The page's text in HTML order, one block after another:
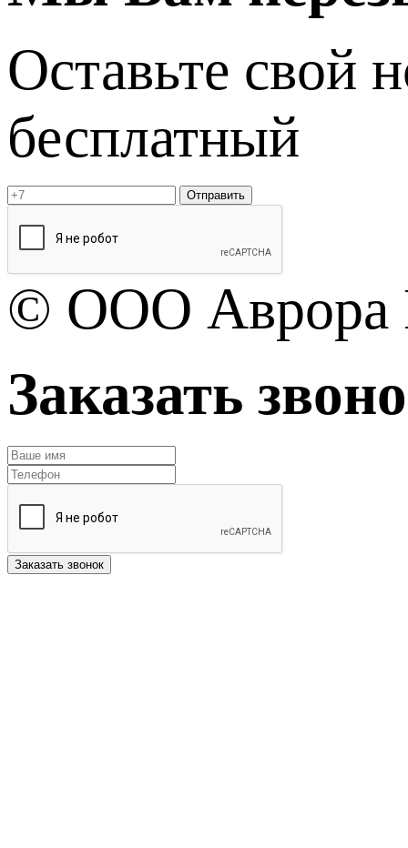
Оставьте свой
бесплатный
Отправить
© OOO Аврора
Заказать
Заказать звонок